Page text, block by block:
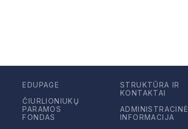
EDUPAGE
ČIURLIONIUKŲ
PARAMOS
FONDAS
STRUKTŪRA IR
KONTAKTAI
ADMINISTRACINĖ
INFORMACIJA